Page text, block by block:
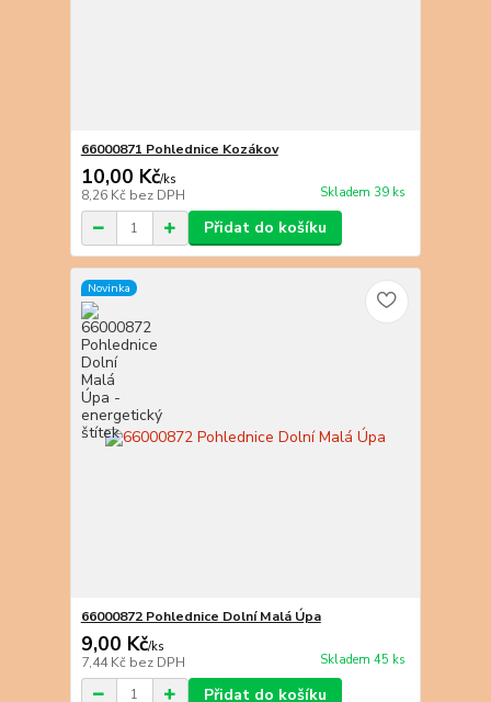
66000871 Pohlednice Kozákov
10,00 Kč/ks
8,26 Kč bez DPH Skladem 39 ks
Přidat do košíku
Novinka
66000872 Pohlednice Dolní Malá Úpa
9,00 Kč/ks
7,44 Kč bez DPH Skladem 45 ks
Přidat do košíku